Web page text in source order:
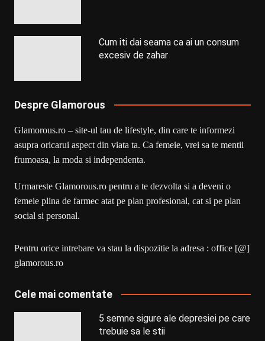
Cum iti dai seama ca ai un consum
excesiv de zahar
Despre Glamorous
Glamorous.ro – site-ul tau de lifestyle, din care te informezi
asupra oricarui aspect din viata ta. Ca femeie, vrei sa te mentii
frumoasa, la moda si independenta.
Urmareste Glamorous.ro pentru a te dezvolta si a deveni o
femeie plina de farmec atat pe plan profesional, cat si pe plan
social si personal.
Pentru orice intrebare va stau la dispozitie la adresa : office [@]
glamorous.ro
Cele mai comentate
5 semne sigure ale depresiei pe care
trebuie sa le stii